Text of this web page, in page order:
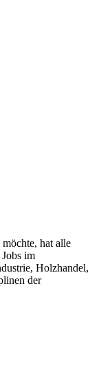
hat alle
im
Holzhandel,
der